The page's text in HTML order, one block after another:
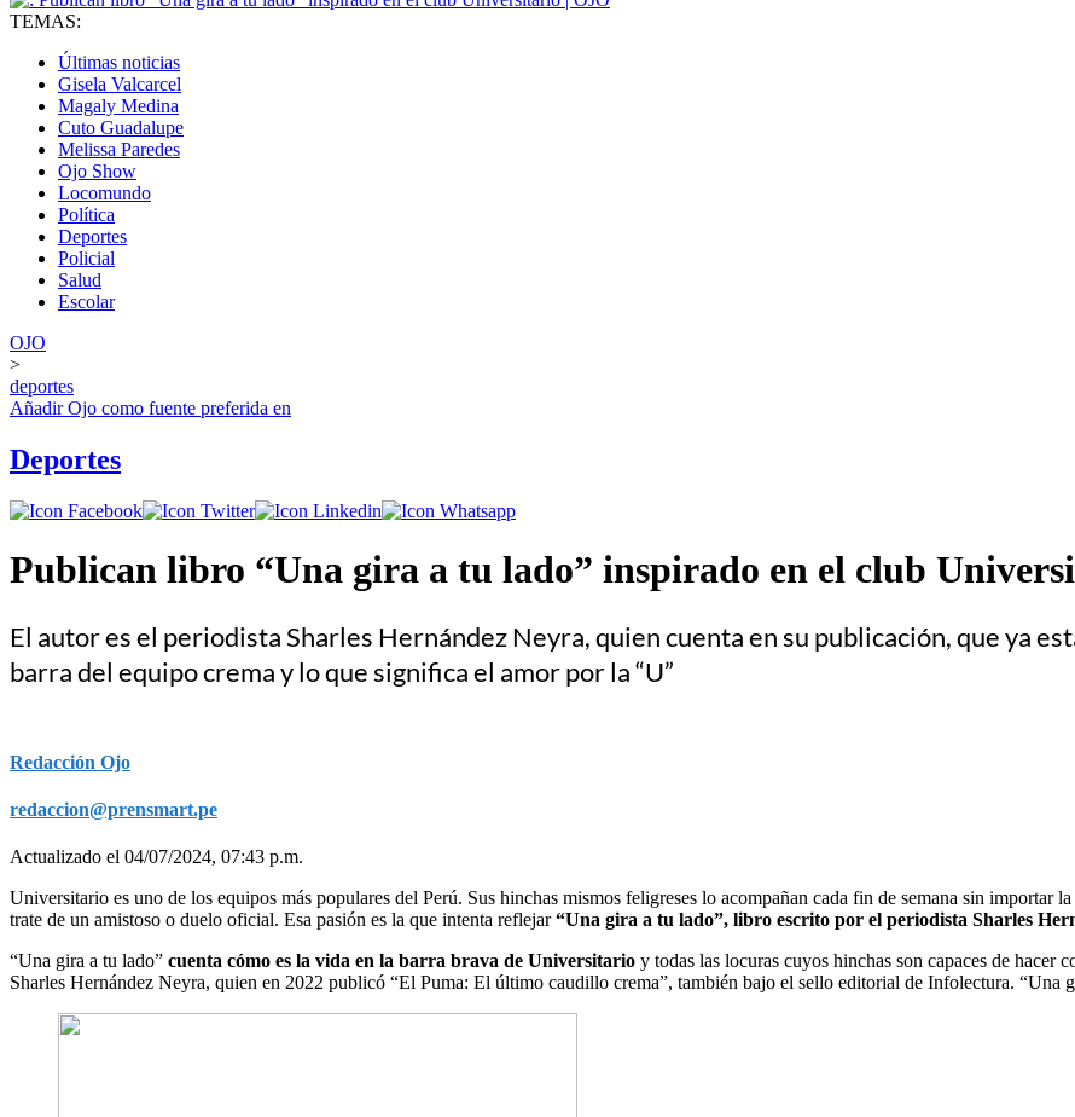
TEMAS:
Últimas noticias
Gisela Valcarcel
Magaly Medina
Cuto Guadalupe
Melissa Paredes
Ojo Show
Locomundo
Política
Deportes
Policial
Salud
Escolar
OJO
>
deportes
AñadirOjo como fuente preferida en
Deportes
Publican libro “Una gira a tu lado” inspirado en el club
El autor es el periodista Sharles Hernández Neyra, quien cuenta en su publicación, que ya
barra del equipo crema y lo que significa el amor por la “U”
Redacción Ojo
redaccion@prensmart.pe
Actualizado el 04/07/2024, 07:43 p.m.
Universitario es uno de los equipos más populares del Perú. Sus hinchas mismos feligreses lo acompañan cada fin de semana sin importar
trate de un amistoso o duelo oficial. Esa pasión es la que intenta reflejar“Una gira a tu lado”, libro escrito por el periodista Sharles
“Una gira a tu lado” cuenta cómo es la vida en la barra brava de Universitario y todas las locuras cuyos hinchas son capaces de hacer
Sharles Hernández Neyra, quien en 2022 publicó “El Puma: El último caudillo crema”, también bajo el sello editorial de Infolectura. “Una